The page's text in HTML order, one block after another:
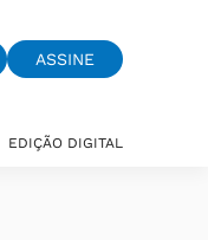
ASSINE
EDIÇÃO DIGITAL